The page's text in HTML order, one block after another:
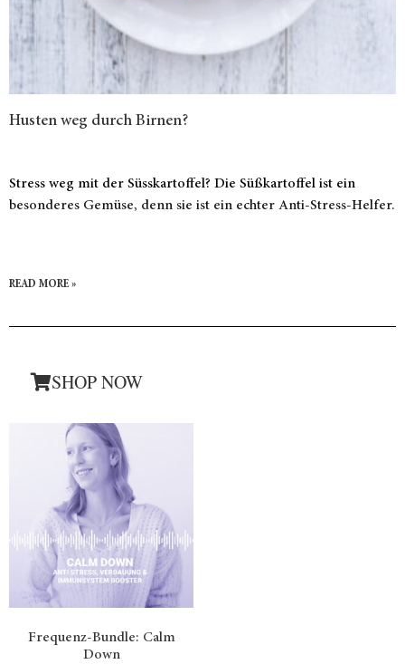
Husten weg durch Birnen?
Stress weg mit der Süsskartoffel? Die Süßkartoffel ist ein
besonderes Gemüse, denn sie ist ein echter Anti-Stress-Helfer.
READ MORE »
SHOP NOW
Frequenz-Bundle: Calm
Down